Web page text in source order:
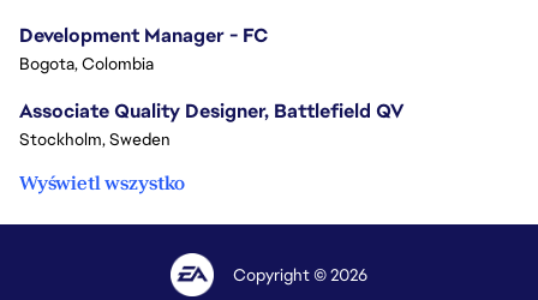
Development Manager - FC
Bogota, Colombia
Associate Quality Designer, Battlefield QV
Stockholm, Sweden
Wyświetl wszystko
Copyright © 2026